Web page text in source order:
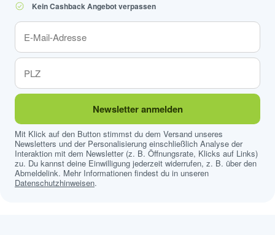
Kein Cashback Angebot verpassen
Newsletter anmelden
Mit Klick auf den Button stimmst du dem Versand unseres
Newsletters und der Personalisierung einschließlich Analyse der
Interaktion mit dem Newsletter (z. B. Öffnungsrate, Klicks auf Links)
zu. Du kannst deine Einwilligung jederzeit widerrufen, z. B. über den
Abmeldelink. Mehr Informationen findest du in unseren
Datenschutzhinweisen.